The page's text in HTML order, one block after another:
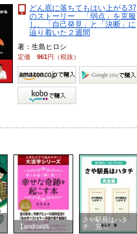
どん底に落ちてもはい上がる37
のストーリー 「弱点」を克服
し、「自己発見」と「決断」に
辿り着いた２週間
著：生島ヒロシ
定価 961円（税抜）
【android/k ...
さや駅長はハタ
チ 完 ...